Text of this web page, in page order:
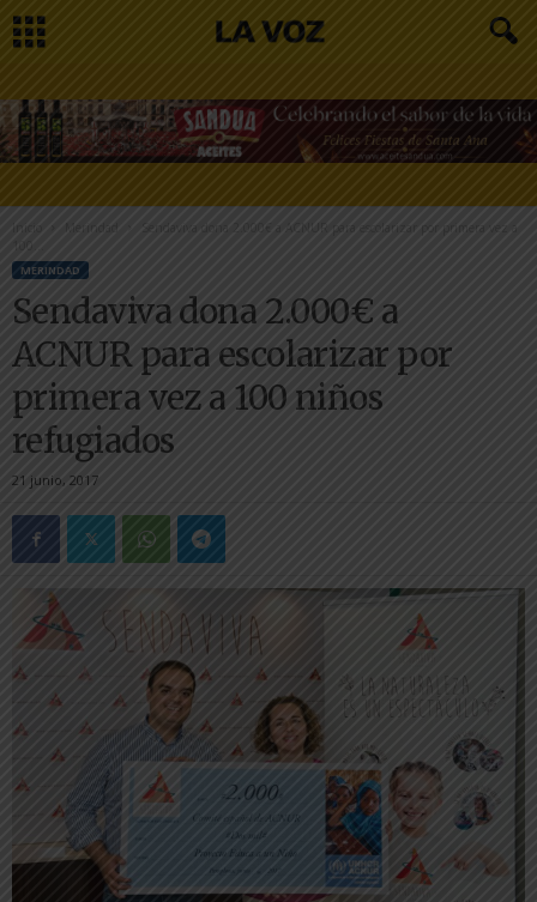
Inicio
Sendaviva dona 2.000€ a ACNUR para escolarizar por primera vez a
MERINDAD
Sendaviva dona 2.000€ a
ACNUR para escolarizar por
primera vez a 100 niños
refugiados
21 junio, 2017